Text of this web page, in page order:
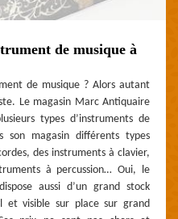
de musique à
de musique ? Alors autant
Le magasin Marc Antiquaire
types d’instruments de
son magasin différents types
des instruments à clavier,
à percussion… Oui, le
aussi d’un grand stock
et visible sur place sur grand